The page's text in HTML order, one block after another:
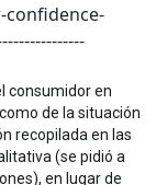
consumidor en
de la situación
recopilada en las
(se pidió a
en lugar de